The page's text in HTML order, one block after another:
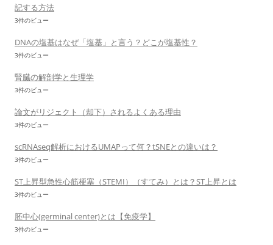
記する方法
3件のビュー
DNAの塩基はなぜ「塩基」と言う？どこが塩基性？
3件のビュー
腎臓の解剖学と生理学
3件のビュー
論文がリジェクト（却下）されるよくある理由
3件のビュー
scRNAseq解析におけるUMAPって何？tSNEとの違いは？
3件のビュー
ST上昇型急性心筋梗塞（STEMI）（すてみ）とは？ST上昇とは
3件のビュー
胚中心(germinal center)とは【免疫学】
3件のビュー